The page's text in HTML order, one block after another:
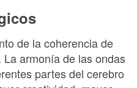
de la coherencia de
armonía de las ondas
partes del cerebro